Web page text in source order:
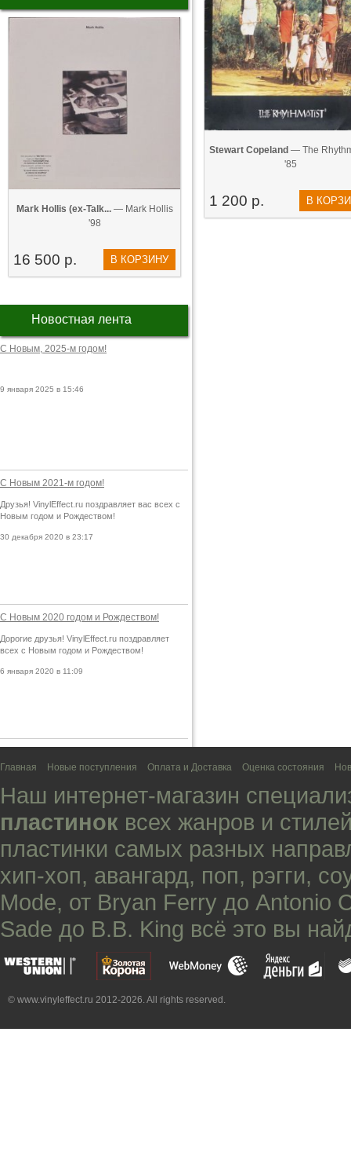
Mark Hollis (ex-Talk...— Mark Hollis
'98
16 500 р. В КОРЗИНУ
Новостная лента
С Новым, 2025-м годом!
9 января 2025 в 15:46
С Новым 2021-м годом!
Друзья! VinylEffect.ru поздравляет вас всех с
Новым годом и Рождеством!
30 декабря 2020 в 23:17
С Новым 2020 годом и Рождеством!
Дорогие друзья! VinylEffect.ru поздравляет
всех с Новым годом и Рождеством!
6 января 2020 в 11:09
Stewart Copeland — The
'85
1 200 р. В
Главная Новые поступления Оплата и Доставка Оценка состояния
Наш интернет-магазин
пластинок всех жанров и
пластинки самых разных
хип-хоп, авангард, поп, рэгги,
Mode, от Bryan Ferry до Antonio
Sade до B.B. King всё это вы
© www.vinyleffect.ru 2012-2026. All rights reserved.